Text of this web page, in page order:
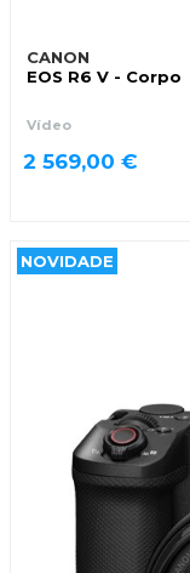
CANON
EOS R6 V - Corpo
Vídeo
2 569,00 €
NOVIDADE